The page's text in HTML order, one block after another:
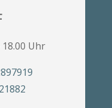
18.00 Uhr